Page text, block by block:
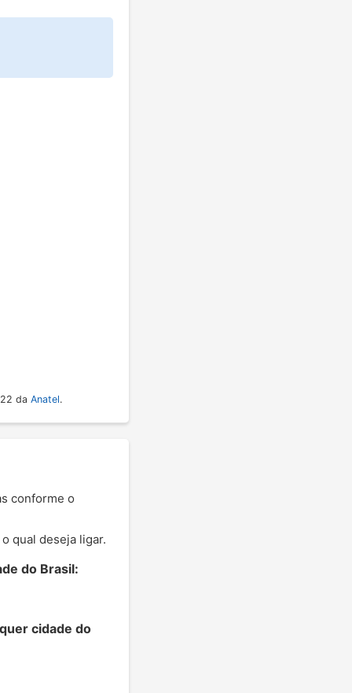
da Anatel.
conforme o
qual deseja ligar.
do Brasil:
cidade do